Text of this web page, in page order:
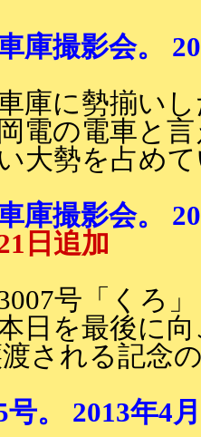
庫撮影会。
庫に勢揃い
岡電の電車と
大勢を占め
庫撮影会
日追加
号「くろ
日を最後に
される記念
号。 2013